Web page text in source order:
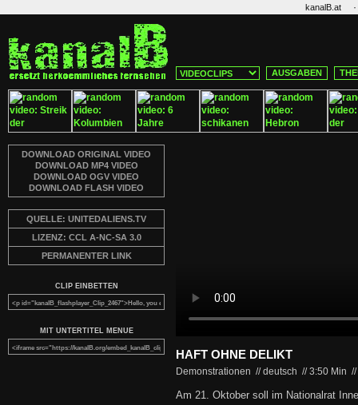
kanalB.at ·
AUSGABEN
DOWNLOAD ORIGINAL VIDEO
DOWNLOAD MP4 VIDEO
DOWNLOAD OGV VIDEO
DOWNLOAD FLASH VIDEO
QUELLE: UNITEDALIENS.TV
LIZENZ: CCL A-NC-SA 3.0
PERMANENTER LINK
CLIP EINBETTEN
MIT UNTERTITEL MENUE
HAFT OHNE DELIKT
Demonstrationen // deutsch //3:50 Min //
Am 21. Oktober soll im Nationalrat